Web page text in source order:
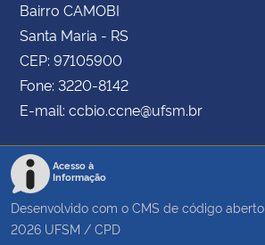
Bairro CAMOBI
Santa Maria - RS
CEP: 97105900
Fone: 3220-8142
E-mail: ccbio.ccne@ufsm.br
Acesso à
Informação
Desenvolvido com o CMS de código aberto
2026 UFSM / CPD